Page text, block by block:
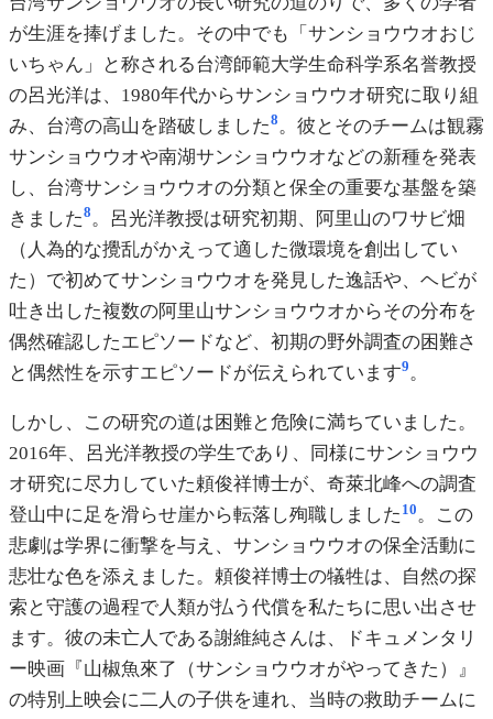
が生涯を捧げました。その中でも「サンショウウオおじ
いちゃん」と称される台湾師範大学生命科学系名誉教授
の呂光洋は、1980年代からサンショウウオ研究に取り組
み、台湾の高山を踏破しました8 。彼とそのチームは観霧
サンショウウオや南湖サンショウウオなどの新種を発表
し、台湾サンショウウオの分類と保全の重要な基盤を築
きました8 。呂光洋教授は研究初期、阿里山のワサビ畑
（人為的な攪乱がかえって適した微環境を創出してい
た）で初めてサンショウウオを発見した逸話や、ヘビが
吐き出した複数の阿里山サンショウウオからその分布を
偶然確認したエピソードなど、初期の野外調査の困難さ
と偶然性を示すエピソードが伝えられています9 。
しかし、この研究の道は困難と危険に満ちていました。
2016年、呂光洋教授の学生であり、同様にサンショウウ
オ研究に尽力していた頼俊祥博士が、奇萊北峰への調査
登山中に足を滑らせ崖から転落し殉職しました 10。この
悲劇は学界に衝撃を与え、サンショウウオの保全活動に
悲壮な色を添えました。頼俊祥博士の犠牲は、自然の探
索と守護の過程で人類が払う代償を私たちに思い出させ
ます。彼の未亡人である謝維純さんは、ドキュメンタリ
ー映画『山椒魚來了（サンショウウオがやってきた）』
の特別上映会に二人の子供を連れ、当時の救助チームに